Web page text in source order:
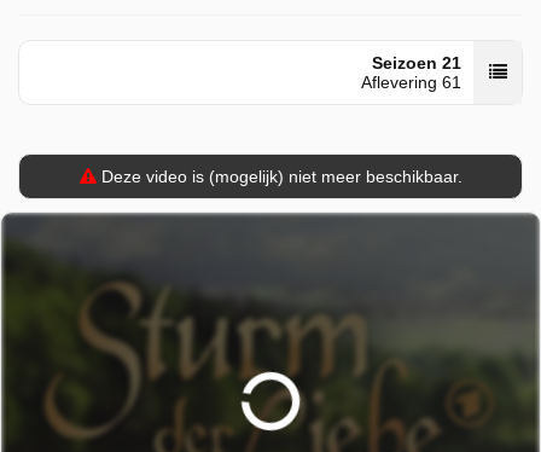
Seizoen 21
Aflevering 61
Deze video is (mogelijk) niet meer beschikbaar.